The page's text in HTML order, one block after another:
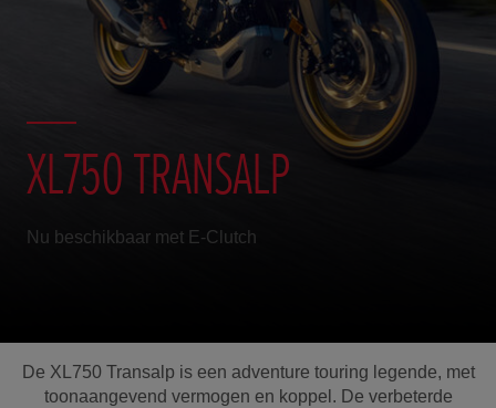
XL750 TRANSALP
Nu beschikbaar met E-Clutch
De XL750 Transalp is een adventure touring legende, met
toonaangevend vermogen en koppel. De verbeterde